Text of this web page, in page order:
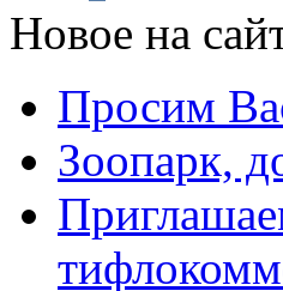
Новое на
Просим
Зоопарк,